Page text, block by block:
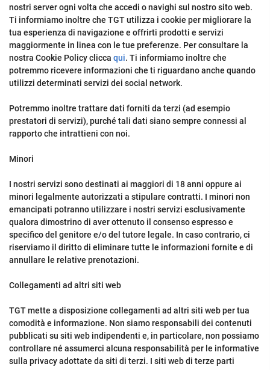
nostri server ogni volta che accedi o navighi sul nostro sito web.
Ti informiamo inoltre che TGT utilizza i cookie per migliorare la
tua esperienza di navigazione e offrirti prodotti e servizi
maggiormente in linea con le tue preferenze. Per consultare la
nostra Cookie Policy clicca qui. Ti informiamo inoltre che
potremmo ricevere informazioni che ti riguardano anche quando
utilizzi determinati servizi dei social network.
Potremmo inoltre trattare dati forniti da terzi (ad esempio
prestatori di servizi), purché tali dati siano sempre connessi al
rapporto che intrattieni con noi.
Minori
I nostri servizi sono destinati ai maggiori di 18 anni oppure ai
minori legalmente autorizzati a stipulare contratti. I minori non
emancipati potranno utilizzare i nostri servizi esclusivamente
qualora dimostrino di aver ottenuto il consenso espresso e
specifico del genitore e/o del tutore legale. In caso contrario, ci
riserviamo il diritto di eliminare tutte le informazioni fornite e di
annullare le relative prenotazioni.
Collegamenti ad altri siti web
TGT mette a disposizione collegamenti ad altri siti web per tua
comodità e informazione. Non siamo responsabili dei contenuti
pubblicati su siti web indipendenti e, in particolare, non possiamo
controllare né assumerci alcuna responsabilità per le informative
sulla privacy adottate da siti di terzi. I siti web di terze parti